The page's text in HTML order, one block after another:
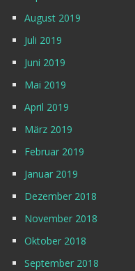
August 2019
Juli 2019
Juni 2019
Mai 2019
April 2019
März 2019
Februar 2019
Januar 2019
Dezember 2018
November 2018
Oktober 2018
September 2018